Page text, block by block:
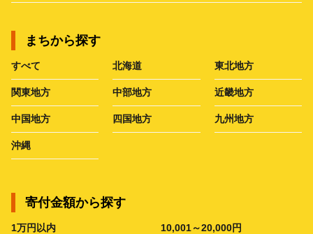
まちから探す
すべて 北海道 東北地方
関東地方 中部地方 近畿地方
中国地方 四国地方 九州地方
沖縄
寄付金額から探す
1万円以内 10,001～20,000円